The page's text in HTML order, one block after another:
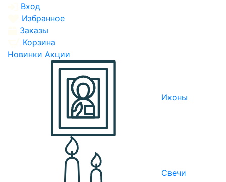
Вход
Избранное
Заказы
Корзина
Новинки Акции
Иконы
Свечи